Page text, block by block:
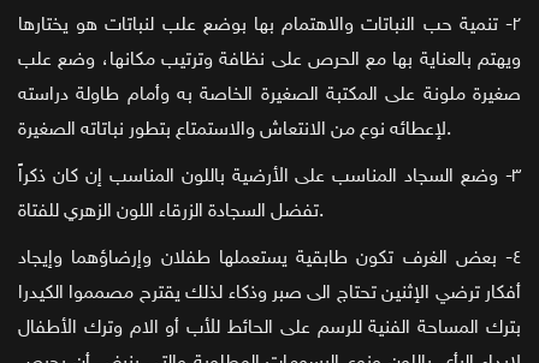
٢- تنمية حب النباتات والاهتمام بها بوضع علب لنباتات هو يختارها
ويهتم بالعناية بها مع الحرص على نظافة وترتيب مكانها، وضع علب
صغيرة ملونة على المكتبة الصغيرة الخاصة به وأمام طاولة دراسته
لإعطائه نوع من الانتعاش والاستمتاع بتطور نباتاته الصغيرة.
٣- وضع السجاد المناسب على الأرضية باللون المناسب إن كان ذكراً
تفضل السجادة الزرقاء اللون الزهري للفتاة.
٤- بعض الغرف تكون طابقية يستعملها طفلان وإرضاؤهما وإيجاد
أفكار ترضي الإثنين تحتاج الى صبر وذكاء لذلك يقترح مصمموا الكيدرا
بترك المساحة الفنية للرسم على الحائط للأب أو الام وترك الأطفال